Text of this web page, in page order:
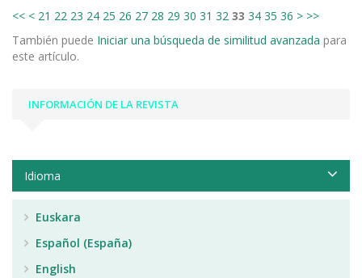
<< < 21 22 23 24 25 26 27 28 29 30 31 32 33 34 35 36 > >>
También puede Iniciar una búsqueda de similitud avanzada para
este artículo.
INFORMACIÓN DE LA REVISTA
Idioma
Euskara
Español (España)
English